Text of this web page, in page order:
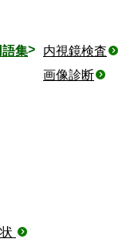
語集
内視鏡検査
画像診断